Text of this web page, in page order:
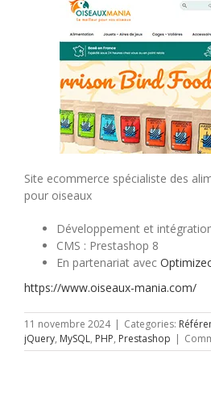
Site ecommerce spécialiste des
pour oiseaux
Développement et
CMS : Prestashop 8
En partenariat avec
https://www.oiseaux-mania.com/
11 novembre 2024 | Categories:
jQuery, MySQL, PHP, Prestashop |